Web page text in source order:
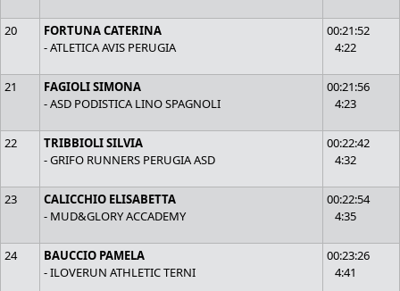
20
FORTUNA CATERINA
- ATLETICA AVIS PERUGIA
00:21:52
4:22
21
FAGIOLI SIMONA
- ASD PODISTICA LINO SPAGNOLI
00:21:56
4:23
22
TRIBBIOLI SILVIA
- GRIFO RUNNERS PERUGIA ASD
00:22:42
4:32
23
CALICCHIO ELISABETTA
- MUD&GLORY ACCADEMY
00:22:54
4:35
24
BAUCCIO PAMELA
- ILOVERUN ATHLETIC TERNI
00:23:26
4:41